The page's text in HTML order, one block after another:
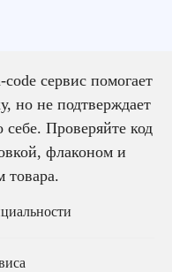
сервис помогает
но не подтверждает
себе. Проверяйте код
флаконом и
товара.